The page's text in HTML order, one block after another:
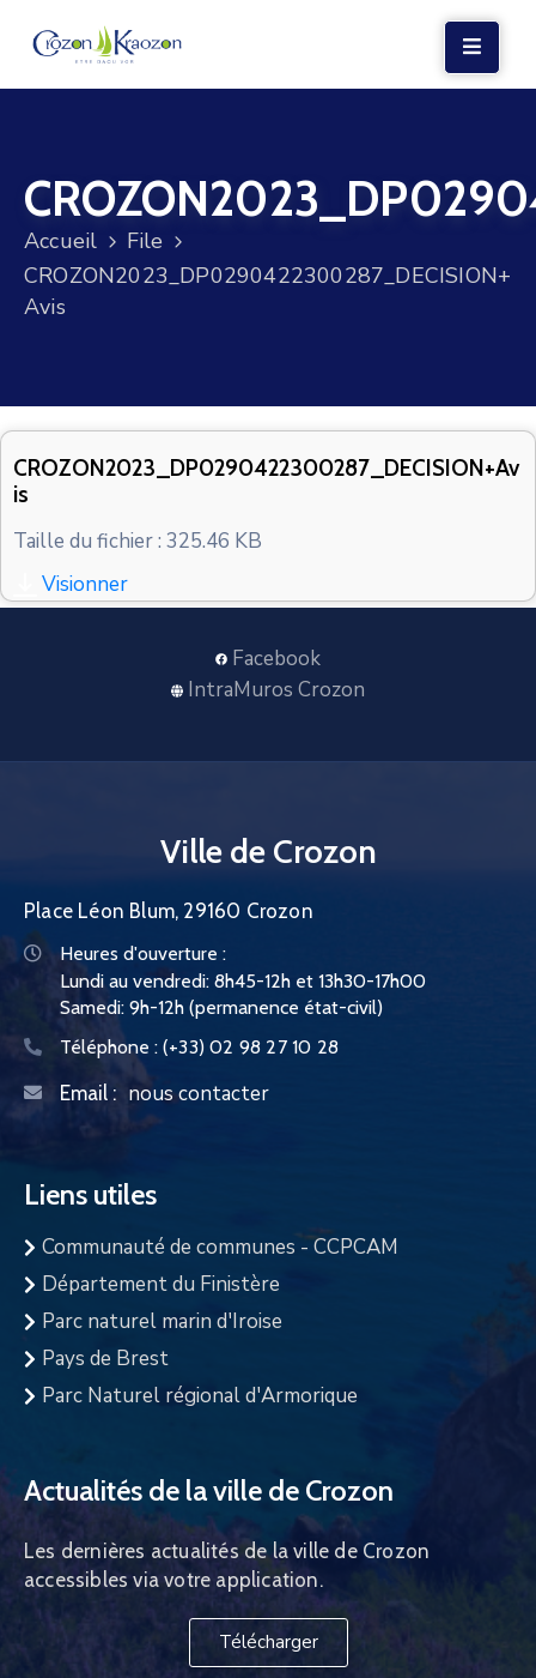
VIE
LOCALE
VIE
SOCIALE
MER
VOS
DÉMARCHES
CONTACT
Accueil
File
CROZON2023_DP0290422300287_DECISION+
Avis
CROZON2023_DP0290422300287_DECISION+Av
is
Taille du fichier : 325.46 KB
Visionner
Facebook
IntraMuros Crozon
Ville de Crozon
Place Léon Blum, 29160 Crozon
Heures d'ouverture :
Lundi au vendredi: 8h45-12h et 13h30-17h00
Samedi: 9h-12h (permanence état-civil)
Téléphone : (+33) 02 98 27 10 28
Email : nous contacter
Liens utiles
Communauté de communes - CCPCAM
Département du Finistère
Parc naturel marin d'Iroise
Pays de Brest
Parc Naturel régional d'Armorique
Actualités de la ville de Crozon
Les dernières actualités de la ville de Crozon
accessibles via votre application.
Télécharger